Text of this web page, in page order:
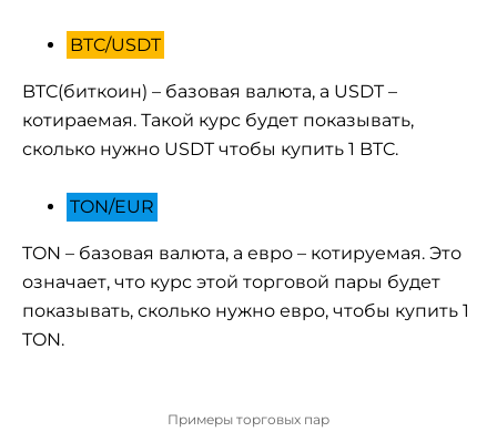
BTC/USDT
BTC(биткоин) – базовая валюта, а USDT –
котираемая. Такой курс будет показывать,
сколько нужно USDT чтобы купить 1 BTC.
TON/EUR
TON – базовая валюта, а евро – котируемая. Это
означает, что курс этой торговой пары будет
показывать, сколько нужно евро, чтобы купить 1
TON.
Примеры торговых пар